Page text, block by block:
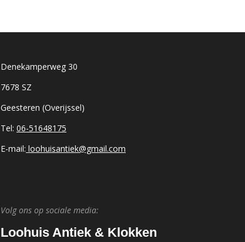
Denekamperweg 30
7678 SZ
Geesteren (Overijssel)
Tel: 06-51648175
E-mail: loohuisantiek@gmail.com
Volg ons op sociale media:
Loohuis Antiek & Klokken